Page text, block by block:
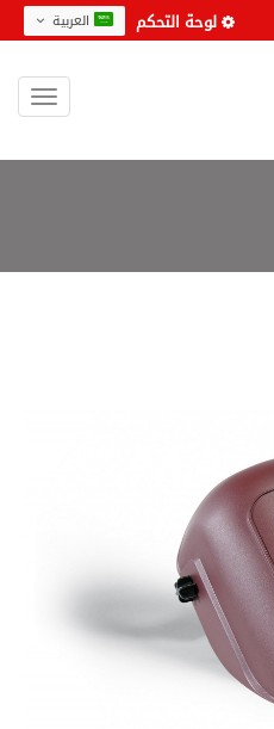
لوحة التحكم